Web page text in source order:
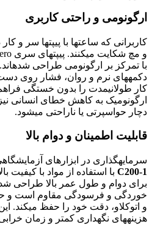
ارگونومی و راحتی کاربری
کاربرانی که ساعتها با پیپتها سر و
و مچ شکایت میکنند. پیپتهای سری Aero از CAPP، از جمله
با تمرکز بر ارگونومی طراحی
دکمههای نرم و روان، فشار روی
کار طولانیمدت را بدون خستگی
ارگونومیک به کاهش خطای انسانی
دچار حواسپرتی یا ناراحتی میشود.
قابلیت اطمینان و دوام بالا
سرمایهگذاری در ابزارهای
C200-1 با استفاده از مواد با کیفیت
برای دوام و طول عمر بالا طراحی
خوردگی و فرسودگی مقاوم است و
و اتوکلاو، دقت خود را حفظ میکند.
هزینههای نگهداری کمتر و زمان